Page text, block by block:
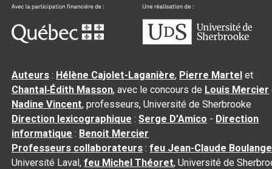
Auteurs : Hélène Cajolet-Laganière, Pierre Martel et
Chantal‑Édith Masson, avec le concours de Louis Mercier
Nadine Vincent, professeurs, Université de Sherbrooke
Direction lexicographique :Serge D’Amico - Direction
informatique : Benoit Mercier
Professeurs collaborateurs :feu Jean-Claude
Université Laval,feu Michel Théoret, Université de